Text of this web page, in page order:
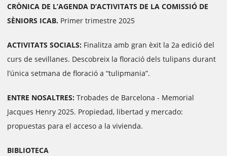
CRÒNICA DE L’AGENDA D’ACTIVITATS DE LA COMISSIÓ DE
SÈNIORS ICAB. Primer trimestre 2025
ACTIVITATS SOCIALS: Finalitza amb gran èxit la 2a edició del
curs de sevillanes. Descobreix la floració dels tulipans durant
l’única setmana de floració a “tulipmania”.
ENTRE NOSALTRES: Trobades de Barcelona - Memorial
Jacques Henry 2025. Propiedad, libertad y mercado:
propuestas para el acceso a la vivienda.
BIBLIOTECA